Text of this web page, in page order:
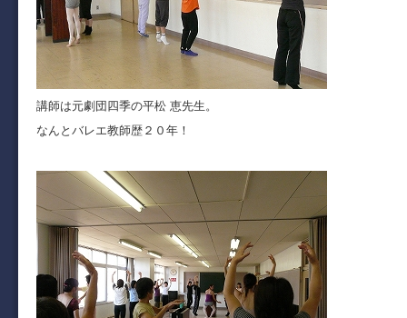
講師は元劇団四季の平松 恵先生。
なんとバレエ教師歴２０年！